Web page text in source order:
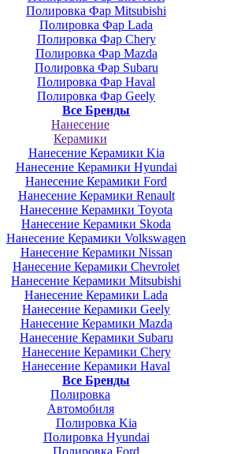
Полировка Фар Mitsubishi
Полировка Фар Lada
Полировка Фар Chery
Полировка Фар Mazda
Полировка Фар Subaru
Полировка Фар Haval
Полировка Фар Geely
Все Бренды
Нанесение
Керамики
Нанесение Керамики Kia
Нанесение Керамики Hyundai
Нанесение Керамики Ford
Нанесение Керамики Renault
Нанесение Керамики Toyota
Нанесение Керамики Skoda
Нанесение Керамики Volkswagen
Нанесение Керамики Nissan
Нанесение Керамики Chevrolet
Нанесение Керамики Mitsubishi
Нанесение Керамики Lada
Нанесение Керамики Geely
Нанесение Керамики Mazda
Нанесение Керамики Subaru
Нанесение Керамики Chery
Нанесение Керамики Haval
Все Бренды
Полировка
Автомобиля
Полировка Kia
Полировка Hyundai
Полировка Ford